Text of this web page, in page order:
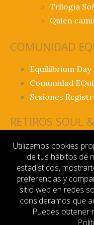
Trilogía
Quien
COMUNIDAD
Equililbrium Day
Comunidad
Sesiones
RETIROS SOUL
Retiro Soul &
INFORMACIÓN
Contacto
Aviso legal
Política de
Utilizamos cookies
de tus hábitos de
estadísticos,
preferencias y
sitio web en redes
consideramos que
Puedes obtener